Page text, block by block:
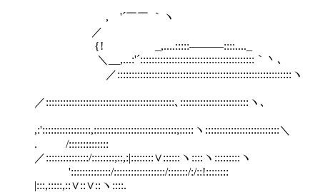
, '´￣￣ ｀ヽ
／
{! _,....:::::―――::::...._
＼__,...:'´::::::::::::::::::::::::::::::::::::::::｀丶､
／:::::::::::::::::::::::::::::::::::::::::::::::::::::::::::::ヽ
／:::::::::::::::::::::::::::::::::::::::::::::､::::::::::::::::::::::::ヽ､
,:':::::::::::::::::,:::::::::::::::::::::::::::::;:::::ヽ::::::::::::::::::::::::::＼
. /::::::::::::::
／:::::::::::::::/::::::::;::,:|::::::::∨::::::ヽ::::ヽ:::::::::ヽ
'::::::::::::::/::::::::::::::::::/:::::::/:/::!::::::::
|:::,:::::,::∨::∨::ヽ::::.